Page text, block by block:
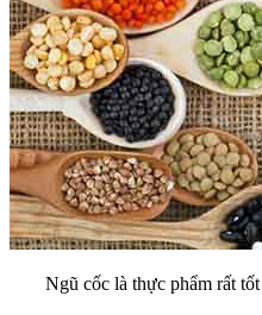
Ngũ cốc là thực phẩm rất